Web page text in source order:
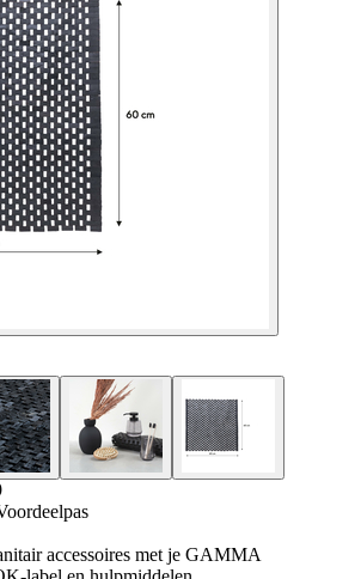
accessoires met je GAMMA